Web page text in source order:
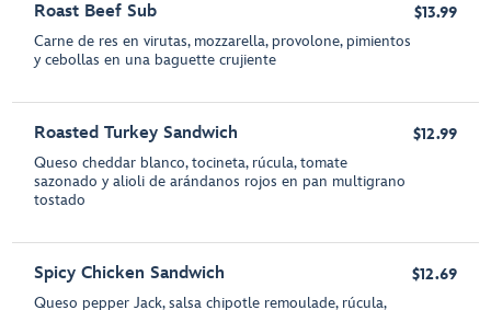
Roast Beef Sub
Carne de res en virutas, mozzarella, provolone, pimientos
y cebollas en una baguette crujiente
$13.99
Roasted Turkey Sandwich
Queso cheddar blanco, tocineta, rúcula, tomate
sazonado y alioli de arándanos rojos en pan multigrano
tostado
$12.99
Spicy Chicken Sandwich
Queso pepper Jack, salsa chipotle remoulade, rúcula,
$12.69